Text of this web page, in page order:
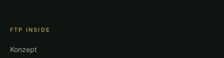
FTP INSIDE
Konzept